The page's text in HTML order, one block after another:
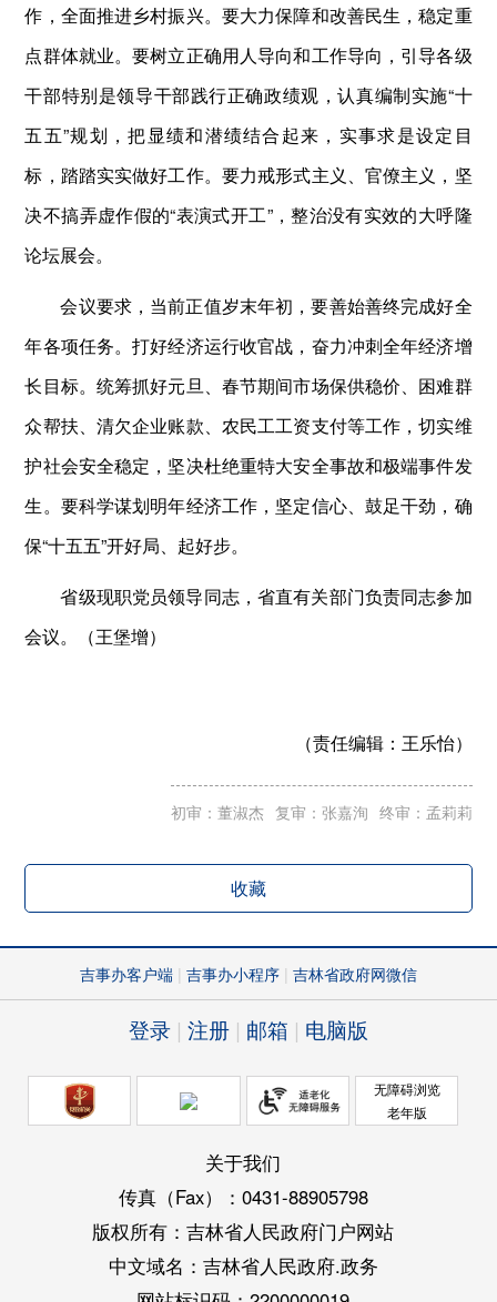
作，全面推进乡村振兴。要大力保障和改善民生，稳定重
点群体就业。要树立正确用人导向和工作导向，引导各级
干部特别是领导干部践行正确政绩观，认真编制实施“十
五五”规划，把显绩和潜绩结合起来，实事求是设定目
标，踏踏实实做好工作。要力戒形式主义、官僚主义，坚
决不搞弄虚作假的“表演式开工”，整治没有实效的大呼隆
论坛展会。
会议要求，当前正值岁末年初，要善始善终完成好全
年各项任务。打好经济运行收官战，奋力冲刺全年经济增
长目标。统筹抓好元旦、春节期间市场保供稳价、困难群
众帮扶、清欠企业账款、农民工工资支付等工作，切实维
护社会安全稳定，坚决杜绝重特大安全事故和极端事件发
生。要科学谋划明年经济工作，坚定信心、鼓足干劲，确
保“十五五”开好局、起好步。
省级现职党员领导同志，省直有关部门负责同志参加
会议。（王堡增）
（责任编辑： 王乐怡）
初审：董淑杰 复审：张嘉洵 终审：孟莉莉
收藏